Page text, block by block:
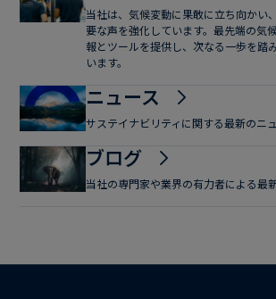
当社は、気候変動に果敢に立ち向かい
要な声を強化しています。最先端の気
報とツールを提供し、次なる一歩を踏
います。
ニュース
サステイナビリティに関する最新のニ
ブログ
当社の専門家や業界の有力者による最